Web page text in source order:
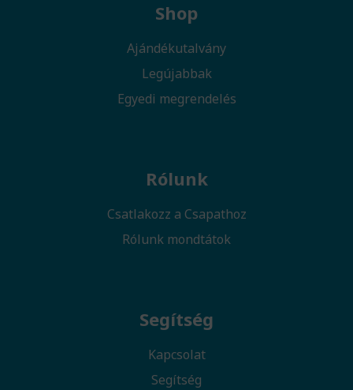
Shop
Ajándékutalvány
Legújabbak
Egyedi megrendelés
Rólunk
Csatlakozz a Csapathoz
Rólunk mondtátok
Segítség
Kapcsolat
Segítség